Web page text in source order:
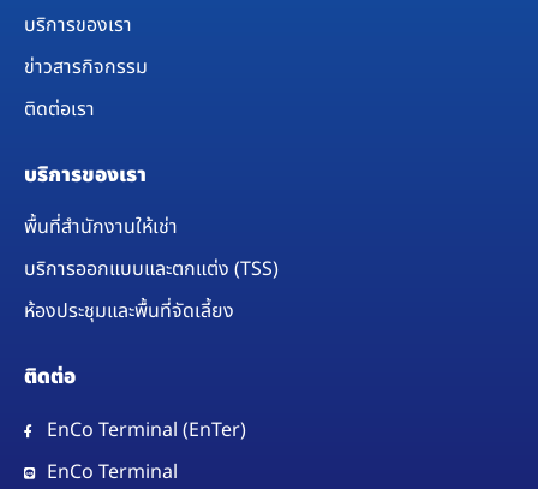
บริการของเรา
ข่าวสารกิจกรรม
ติดต่อเรา
บริการของเรา
พื้นที่สำนักงานให้เช่า
บริการออกแบบและตกแต่ง (TSS)
ห้องประชุมและพื้นที่จัดเลี้ยง​
ติดต่อ
EnCo Terminal (EnTer)
EnCo Terminal